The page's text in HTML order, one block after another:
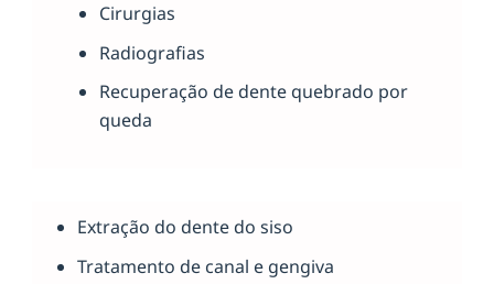
Cirurgias
Radiografias
Recuperação de dente quebrado por
queda
Extração do dente do siso
Tratamento de canal e gengiva